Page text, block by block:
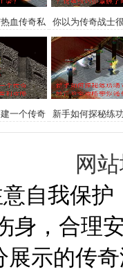
血传奇私
王者？
你以为传奇战士
这些技巧你掌
一个传奇
盈利攻略
新手如何探秘练
冒险全攻略带
网
自我保
身，合理
示的传